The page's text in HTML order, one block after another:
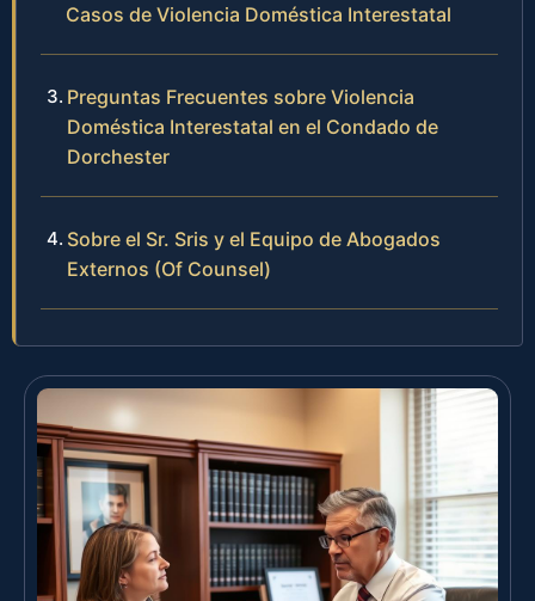
Casos de Violencia Doméstica Interestatal
Preguntas Frecuentes sobre Violencia
Doméstica Interestatal en el Condado de
Dorchester
Sobre el Sr. Sris y el Equipo de Abogados
Externos (Of Counsel)